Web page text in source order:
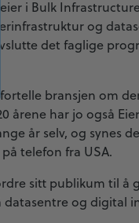
i Bulk
og
det faglige
bransjen om
årene har jo også
år selv, og synes
telefon fra USA.
sitt publikum til å
datasentre og digital